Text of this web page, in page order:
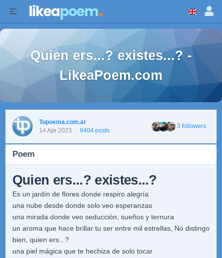
Quien ers...? existes...? -
LikeaPoem.com
Tupoema.com.ar
14 Apr 2023 · 9404 posts
3 followers
Poem
Quien ers...? existes...?
Es un jardín de flores donde respiro alegría
una nube desde donde solo veo esperanzas
una mirada donde veo seducción, sueños y ternura
un aroma que hace brillar tu ser entre mil estrellas, No distingo
bien, quien ers...?
una piel mágica que te hechiza de solo tocar